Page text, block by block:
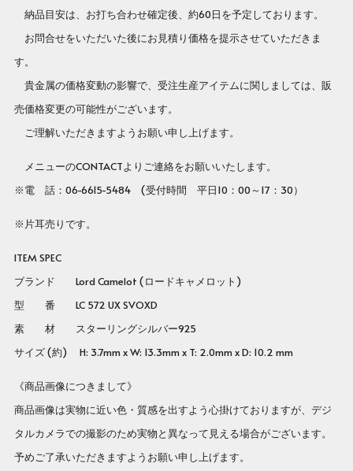
納品目安は、お打ち合わせ確定後、約60日を予定しております。
お問合せをいただいた後にお見積り価格を提示させていただきま
す。
貴金属の価格変動の影響で、受注生産アイテムに関しましては、販
売価格変更の可能性がございます。
ご理解いただきますようお願い申し上げます。
メニューのCONTACTよりご連絡をお願いいたします。
※電 話：06-6615-5484 (受付時間 平日10：00～17：30）
※片耳売りです。
ITEM SPEC
ブランド Lord Camelot (ロードキャメロット)
型 番 LC 572 UX SVOXD
素 材 スターリングシルバー925
サイズ (約) H: 3.7mm x W: 13.3mm x T: 2.0mm x D: 10.2 mm
《商品画像につきまして》
商品画像は実物に近い色・質感を出すよう心掛けておりますが、デジ
タルカメラでの撮影のため実物と異なって見える場合がございます。
予めご了承いただきますようお願い申し上げます。